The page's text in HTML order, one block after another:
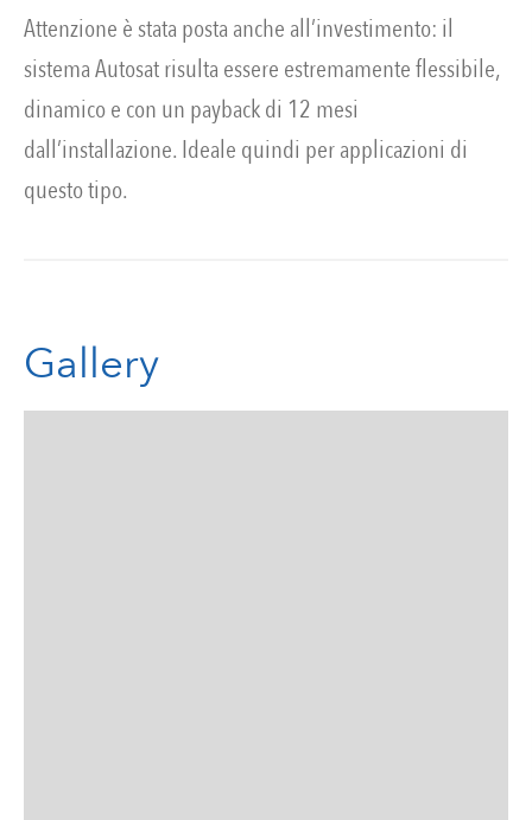
Attenzione è stata posta anche all’investimento: il
sistema Autosat risulta essere estremamente flessibile,
dinamico e con un payback di 12 mesi
dall’installazione. Ideale quindi per applicazioni di
questo tipo.
Gallery